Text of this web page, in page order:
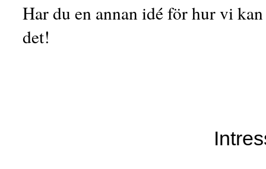
Har du en annan idé för hur vi
det!